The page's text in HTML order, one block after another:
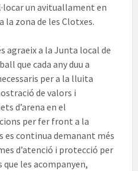
un avituallament en
la zona de les Clotxes.
agraeix a la Junta local de
que cada any duu a
per a la lluita
de valors i
d’arena en el
per fer front a la
es continua demanant més
d’atenció i protecció per
les acompanyen,